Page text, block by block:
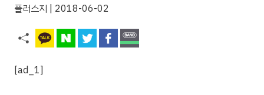
플러스지 | 2018-06-02
[ad_1]